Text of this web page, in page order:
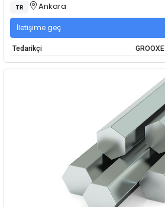
TR Ankara
İletişime geç
Tedarikçi GROOXE